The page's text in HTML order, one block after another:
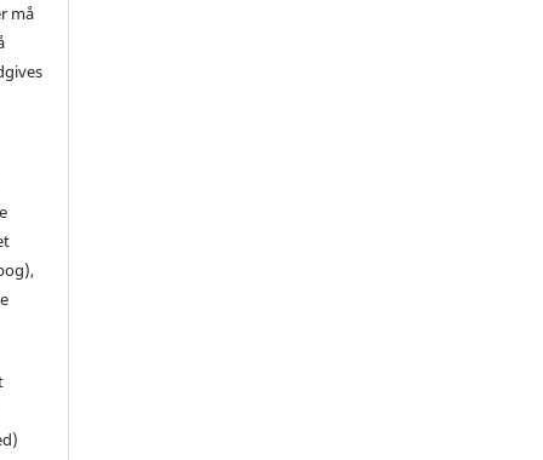
må